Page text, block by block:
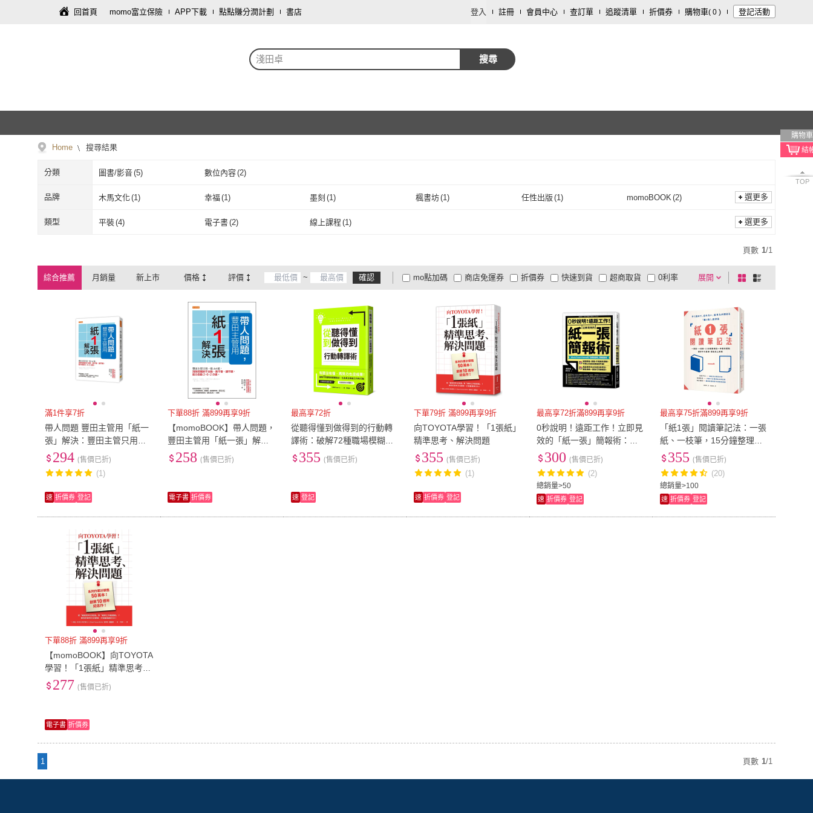
回首頁 momo富立保險 APP下載 點點賺分潤計劃 書店 登入 註冊 會員中心 查訂單 追蹤清單 折價券 購物車( 0 ) 登記活動
淺田卓 搜尋
購物車
TOP
Home 搜尋結果
分類 圖書/影音(5) 數位內容(2)
品牌 木馬文化(1) 幸福(1) 墨刻 (1) 楓書坊(1) 任性出版 (1) momoBOOK (2)
木馬文化 幸福( 墨刻 (
選更多
類型 平裝(4) 電子書(2) 線上課程 (1) 選更多
頁數 1/1
綜合推薦 月銷量 新上市 價格 評價 ~ 確認 展開
折價券
有影片
商品有量 電視購物
mo點加碼 快速到貨 超商取貨
大家電安心配
大家電快配
商店免運券 0利率
及以上 3 及以上 1 及以上
棋
盤
列
滿1件享7折
帶人問題 豐田主管用「紙一
張」解決：豐田主管只用一
張A4紙 消除部屬的不主動、
教不會、講不聽 能力自動2
－
294 (售價已折)
(1)
速 折價券 登記
下單88折 滿899再享9折
【momoBOOK】帶人問題，
豐田主管用「紙一張」解決
(電子書)
258 (售價已折)
電子書 折價券
最高享72折
從聽得懂到做得到的行動轉
譯術：破解72種職場模糊說
法 化為真正推進工作的行動
355 (售價已折)
速 登記
下單79折 滿899再享9折
向TOYOTA學習！「1張紙」
精準思考、解決問題
355 (售價已折)
(1)
速 折價券 登記
最高享72折滿899再享9折
0秒說明！遠距工作！立即見
效的「紙一張」簡報術：Wo
rk From Home的「無聲達
標」簡報聖經
總銷量>50
300 (售價已折)
(2)
速 折價券 登記
最高享75折滿899再享9折
「紙1張」閱讀筆記法：一張
紙、一枝筆，15分鐘整理出
一本書的重點，讓你不只是
讀，更能派上用場
總銷量>100
355 (售價已折)
(20)
速 折價券 登記
下單88折 滿899再享9折
【momoBOOK】向TOYOTA
學習！「1張紙」精準思考、
解決問題(電子書)
277 (售價已折)
電子書 折價券
1 頁數 1/1